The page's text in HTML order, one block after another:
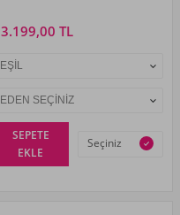
3.199,00 TL
SEPETE
EKLE
Seçiniz